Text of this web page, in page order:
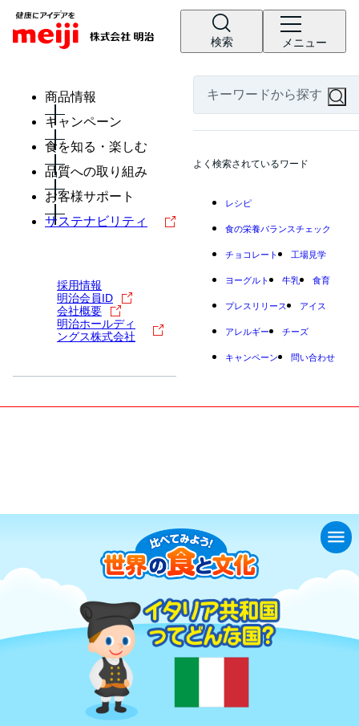
検索 メニュー
商品情報
キャンペーン
食を知る・楽しむ
品質への取り組み
お客様サポート
サステナビリティ
採用情報
明治会員ID
会社概要
明治ホールディ
ングス株式会社
よく検索されているワード
レシピ
食の栄養バランスチェック
チョコレート 工場見学
ヨーグルト 牛乳 食育
プレスリリース アイス
アレルギー チーズ
キャンペーン 問い合わせ
menu